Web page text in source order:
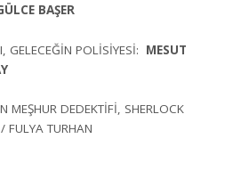
BAŞER
POLİSİYESİ: MESUT
DEDEKTİFİ, SHERLOCK
/ FULYA TURHAN